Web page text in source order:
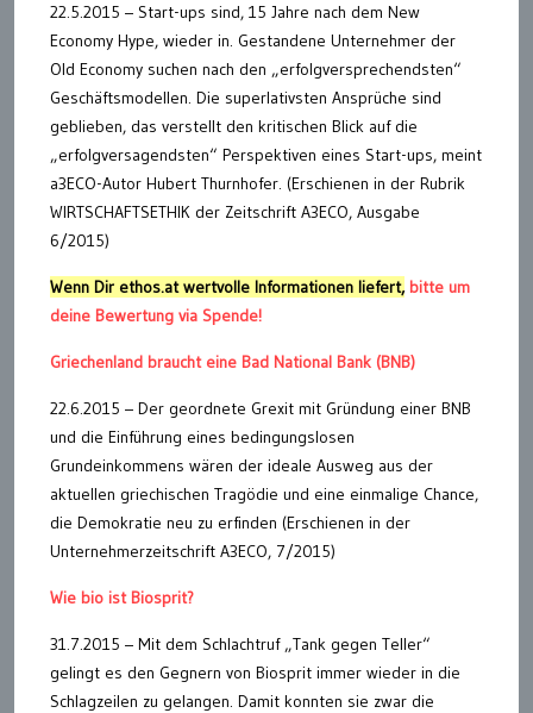
22.5.2015 – Start-ups sind, 15 Jahre nach dem New
Economy Hype, wieder in. Gestandene Unternehmer der
Old Economy suchen nach den „erfolgversprechendsten“
Geschäftsmodellen. Die superlativsten Ansprüche sind
geblieben, das verstellt den kritischen Blick auf die
„erfolgversagendsten“ Perspektiven eines Start-ups, meint
a3ECO-Autor Hubert Thurnhofer. (Erschienen in der Rubrik
WIRTSCHAFTSETHIK der Zeitschrift A3ECO, Ausgabe
6/2015)
Wenn Dir ethos.at wertvolle Informationen liefert, bitte um
deine Bewertung via Spende!
Griechenland braucht eine Bad National Bank (BNB)
22.6.2015 – Der geordnete Grexit mit Gründung einer BNB
und die Einführung eines bedingungslosen
Grundeinkommens wären der ideale Ausweg aus der
aktuellen griechischen Tragödie und eine einmalige Chance,
die Demokratie neu zu erfinden (Erschienen in der
Unternehmerzeitschrift A3ECO, 7/2015)
Wie bio ist Biosprit?
31.7.2015 – Mit dem Schlachtruf „Tank gegen Teller“
gelingt es den Gegnern von Biosprit immer wieder in die
Schlagzeilen zu gelangen. Damit konnten sie zwar die